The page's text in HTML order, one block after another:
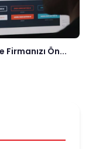
Ön...